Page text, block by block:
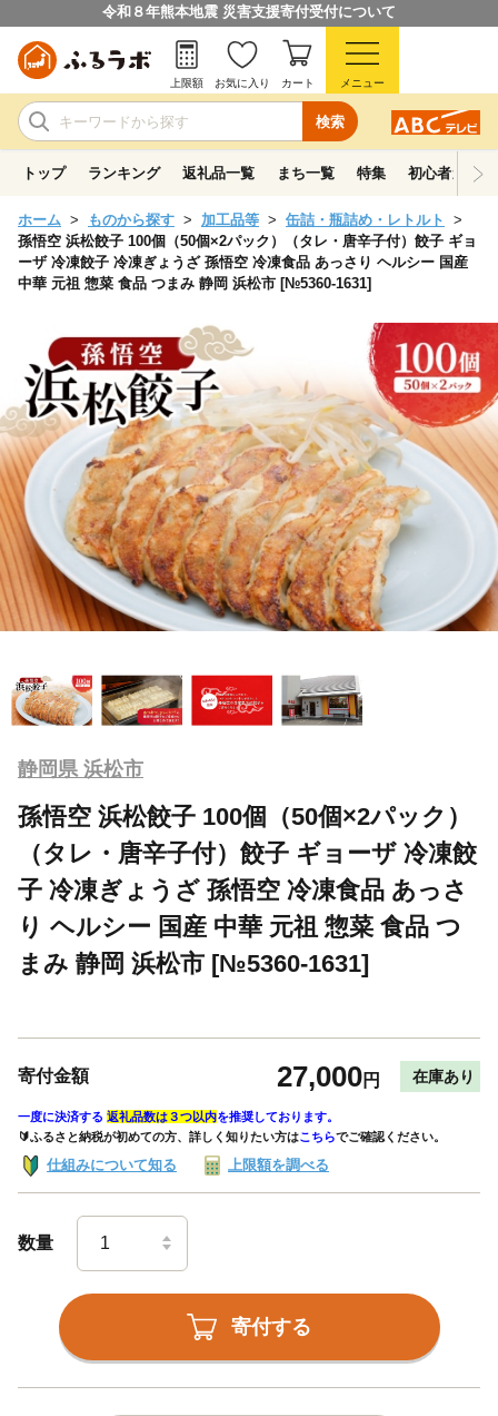
令和８年熊本地震 災害支援寄付受付について
検索
上限額 お気に入り カート メニュー
トップ ランキング 返礼品一覧 まち一覧 特集 初心者ガイド
ホーム ものから探す 加工品等
缶詰・瓶詰め・レトルト
孫悟空 浜松餃子 100個（50個×2パック）（タレ・唐辛子付）餃子 ギョ
ーザ 冷凍餃子 冷凍ぎょうざ 孫悟空 冷凍食品 あっさり ヘルシー 国産
中華 元祖 惣菜 食品 つまみ 静岡 浜松市 [№5360-1631]
静岡県 浜松市
孫悟空 浜松餃子 100個（50個×2パック）
（タレ・唐辛子付）餃子 ギョーザ 冷凍餃
子 冷凍ぎょうざ 孫悟空 冷凍食品 あっさ
り ヘルシー 国産 中華 元祖 惣菜 食品 つ
まみ 静岡 浜松市 [№5360-1631]
寄付金額 27,000円 在庫あり
一度に決済する 返礼品数は３つ以内を推奨しております。
🔰ふるさと納税が初めての方、詳しく知りたい方はこちらでご確認ください。
仕組みについて知る 上限額を調べる
数量
寄付する